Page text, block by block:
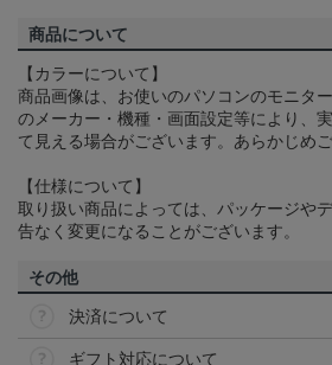
商品について
【カラーについて】
商品画像は、お使いのパソコンのモニタ
のメーカー・機種・画面設定等により、
て見える場合がございます。あらかじめ
【仕様について】
取り扱い商品によっては、パッケージや
告なく変更になることがございます。
その他
決済について
ギフト対応について